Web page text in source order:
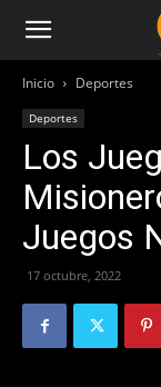
Inicio Deportes
Deportes
Los
Juegos
17 octubre, 2022